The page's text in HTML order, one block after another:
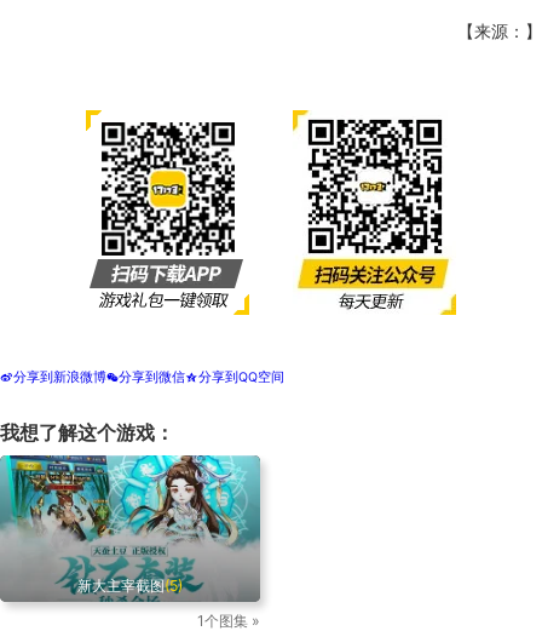
【来源：】
t分享到新浪微博w分享到微信z分享到QQ空间
我想了解这个游戏：
新大主宰截图(5)
1个图集 »